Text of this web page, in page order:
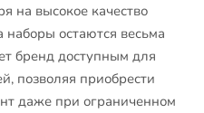
на высокое качество
остаются весьма
бренд доступным для
позволяя приобрести
даже при ограниченном